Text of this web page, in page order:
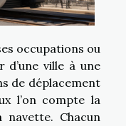
occupations ou
ville à une
de déplacement
l’on compte la
Chacun